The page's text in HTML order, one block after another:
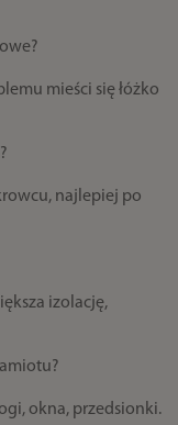
mieści się łóżko
najlepiej po
izolację,
okna, przedsionki.